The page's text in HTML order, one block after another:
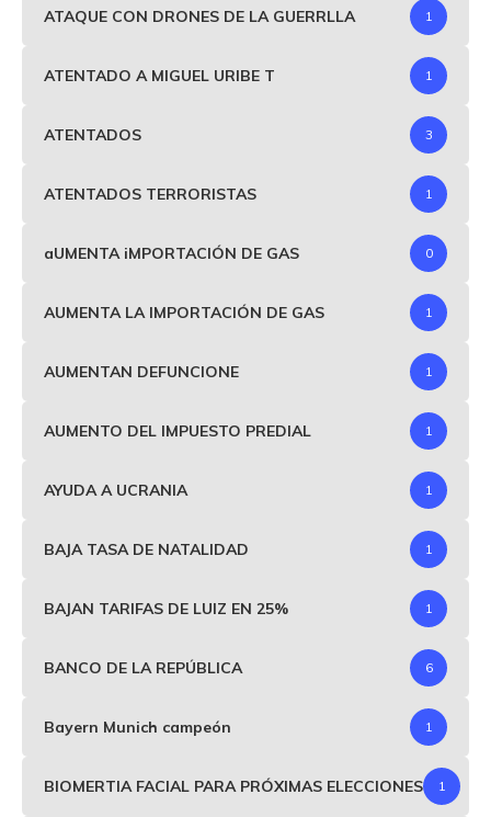
ATAQUE CON DRONES DE LA GUERRLLA 1
ATENTADO A MIGUEL URIBE T 1
ATENTADOS 3
ATENTADOS TERRORISTAS 1
aUMENTA iMPORTACIÓN DE GAS 0
AUMENTA LA IMPORTACIÓN DE GAS 1
AUMENTAN DEFUNCIONE 1
AUMENTO DEL IMPUESTO PREDIAL 1
AYUDA A UCRANIA 1
BAJA TASA DE NATALIDAD 1
BAJAN TARIFAS DE LUIZ EN 25% 1
BANCO DE LA REPÚBLICA 6
Bayern Munich campeón 1
BIOMERTIA FACIAL PARA PRÓXIMAS ELECCIONES 1